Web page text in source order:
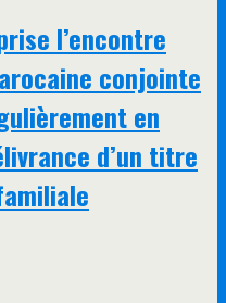
l’encontre
conjointe
en
d’un titre